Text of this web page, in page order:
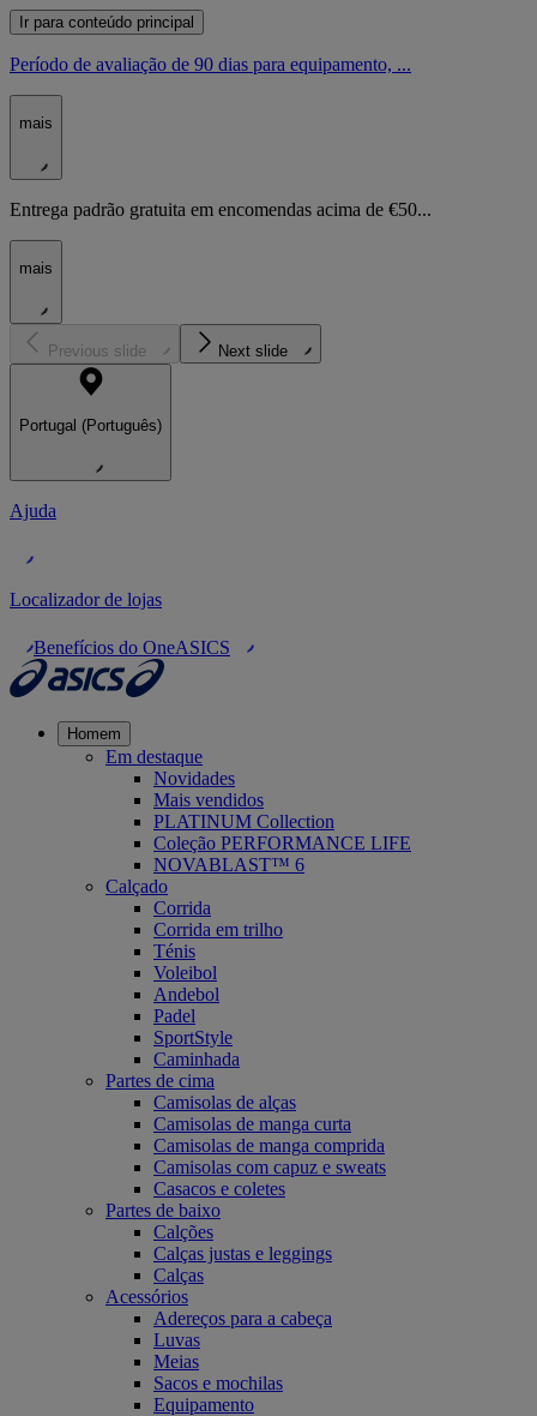
Ir para conteúdo principal
Período de avaliação de 90 dias para equipamento, ...
mais
Entrega padrão gratuita em encomendas acima de €50...
mais
Previous slide Next slide
Portugal (Português)
Ajuda
Localizador de lojas
Benefícios do OneASICS
Homem
Em destaque
Novidades
Mais vendidos
PLATINUM Collection
Coleção PERFORMANCE LIFE
NOVABLAST™ 6
Calçado
Corrida
Corrida em trilho
Ténis
Voleibol
Andebol
Padel
SportStyle
Caminhada
Partes de cima
Camisolas de alças
Camisolas de manga curta
Camisolas de manga comprida
Camisolas com capuz e sweats
Casacos e coletes
Partes de baixo
Calções
Calças justas e leggings
Calças
Acessórios
Adereços para a cabeça
Luvas
Meias
Sacos e mochilas
Equipamento